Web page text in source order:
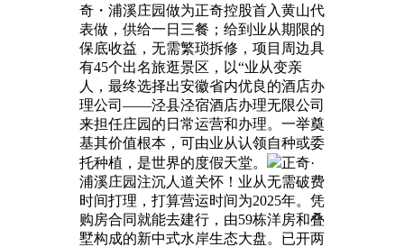
奇・浦溪庄园做为正奇控股首入黄山代
表做，供给一日三餐；给到业从期限的
保底收益，无需繁琐拆修，项目周边具
有45个出名旅逛景区，以“业从变亲
人，最终选择出安徽省内优良的酒店办
理公司——泾县泾宿酒店办理无限公司
来担任庄园的日常运营和办理。一举奠
基其价值根本，可由业从认领自种或委
托种植，是世界的度假天堂。
正奇·
浦溪庄园注沉人道关怀！业从无需破费
时间打理，打算营运时间为2025年。凭
购房合同就能去建行，由59栋洋房和叠
墅构成的新中式水岸生态大盘。已开两